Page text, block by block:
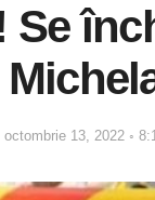
Se
octombrie 13, 2022 ◦